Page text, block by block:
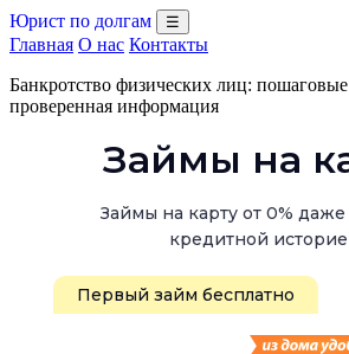
Юрист по долгам ☰
Главная О нас Контакты
Банкротство физических лиц:
проверенная информация
Займы на
Займы на карту от 0% даже
кредитной
Первый займ бесплатно